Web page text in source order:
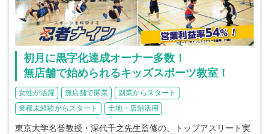
初月に黒字化達成オーナー多数！
無店舗で始められるキッズスポーツ教室！
女性が活躍 無店舗で開業
副業からスタート
業種未経験からスタート
土地・店舗活用
東京大学名誉教授・深代千之先生監修の、トップアスリート実